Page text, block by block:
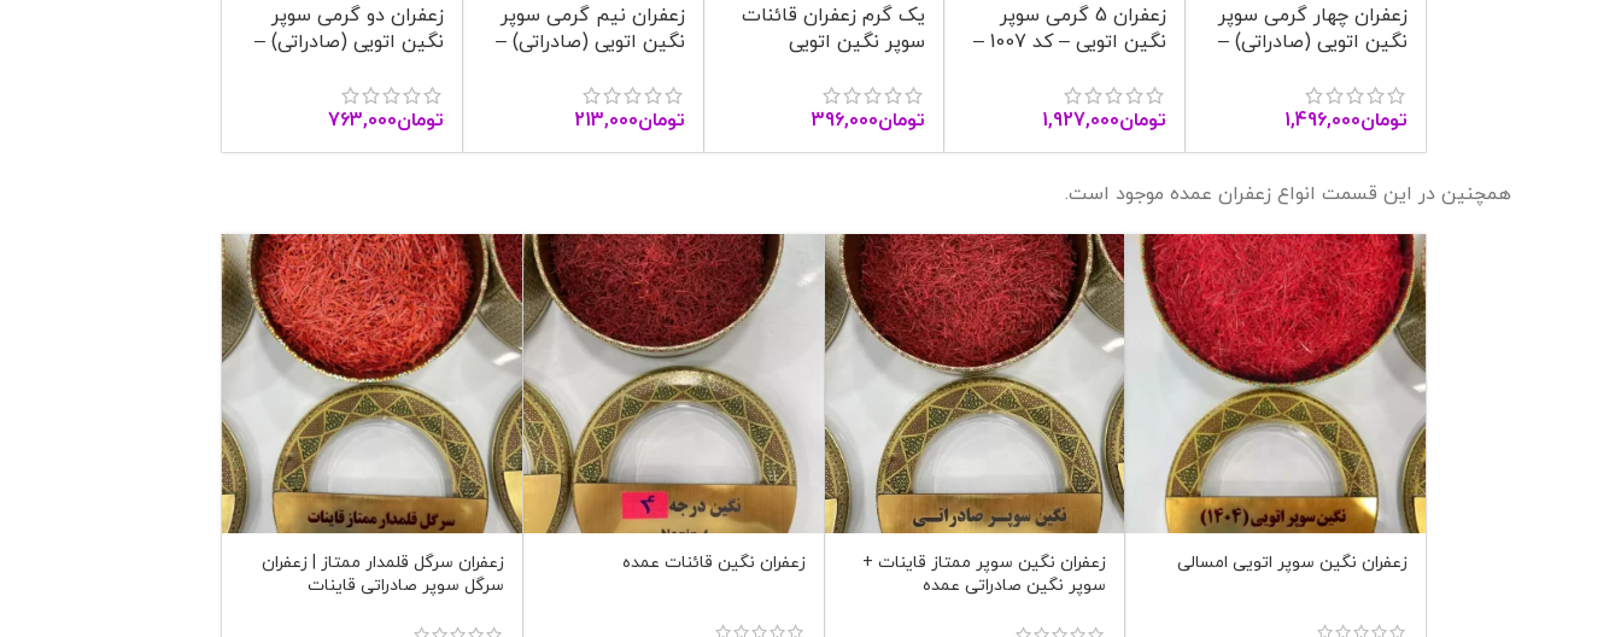
زعفران چهار گرمی سوپر
نگین اتویی (صادراتی) –
تومان1,496,000
زعفران 5 گرمی سوپر
نگین اتویی – کد 1007 –
تومان1,927,000
یک گرم زعفران قائنات
سوپر نگین اتویی
آنا قاین
تومان396,000
زعفران نیم گرمی سوپر
نگین اتویی (صادراتی) –
تومان213,000
زعفران دو گرمی سوپر
نگین اتویی (صادراتی) –
تومان763,000
همچنین در این قسمت انواع زعفران عمده موجود است.
زعفران نگین سوپر اتویی امسالی
زعفران نگین سوپر ممتاز قاینات +
سوپر نگین صادراتی عمده
زعفران نگین قائنات عمده
زعفران سرگل قلمدار ممتاز | زعفران
سرگل سوپر صادراتی قاینات